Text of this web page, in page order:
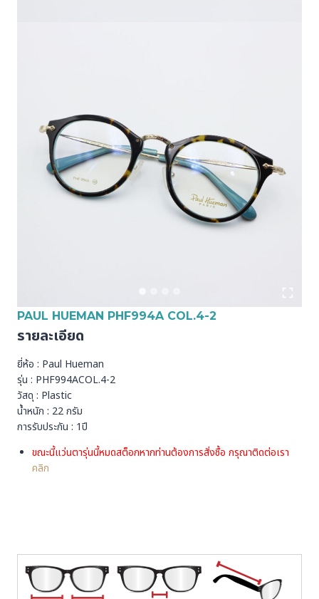
PAUL HUEMAN PHF994A COL.4-2
รายละเอียด
ยี่ห้อ : Paul Hueman
รุ่น : PHF994ACOL.4-2
วัสดุ : Plastic
น้ำหนัก : 22 กรัม
การรับประกัน : 1ปี
ขณะนี้แว่นตารุ่นนี้หมดสต็อกหากท่านต้องการสั่งชื้อ กรุณาติดต่อเรา
คลิก